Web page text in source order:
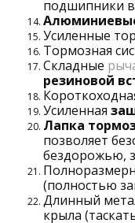
подшипники в
Усиленные
Тормозная
Складные
резиновой
Усиленная
Лапка
позволяет
бездорожью,
(полностью
Длинный
крыла